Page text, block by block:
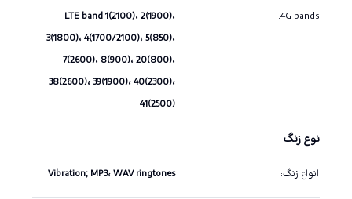
4G bands
:
LTE band 1(2100)، 2(1900)،
3(1800)، 4(1700/2100)، 5(850)،
7(2600)، 8(900)، 20(800)،
38(2600)، 39(1900)، 40(2300)،
41(2500)
نوع زنگ
انواع زنگ: Vibration; MP3، WAV ringtones